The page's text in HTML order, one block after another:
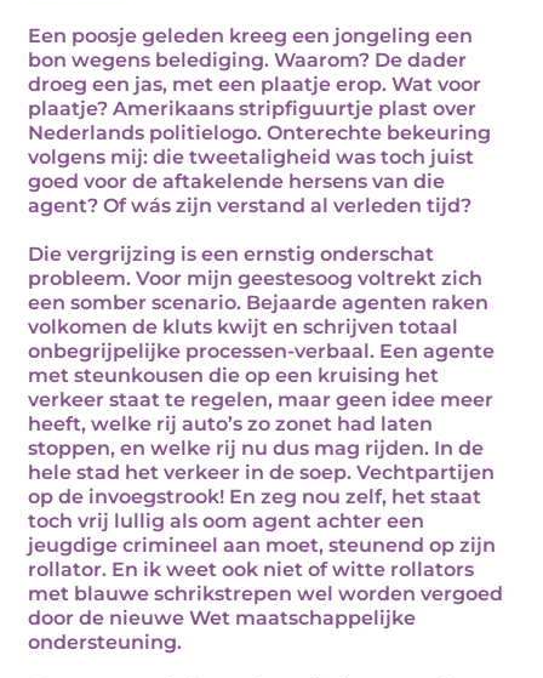
Een poosje geleden kreeg een jongeling een
bon wegens belediging. Waarom? De dader
droeg een jas, met een plaatje erop. Wat voor
plaatje? Amerikaans stripfiguurtje plast over
Nederlands politielogo. Onterechte bekeuring
volgens mij: die tweetaligheid was toch juist
goed voor de aftakelende hersens van die
agent? Of wás zijn verstand al verleden tijd?
Die vergrijzing is een ernstig onderschat
probleem. Voor mijn geestesoog voltrekt zich
een somber scenario. Bejaarde agenten raken
volkomen de kluts kwijt en schrijven totaal
onbegrijpelijke processen-verbaal. Een agente
met steunkousen die op een kruising het
verkeer staat te regelen, maar geen idee meer
heeft, welke rij auto’s zo zonet had laten
stoppen, en welke rij nu dus mag rijden. In de
hele stad het verkeer in de soep. Vechtpartijen
op de invoegstrook! En zeg nou zelf, het staat
toch vrij lullig als oom agent achter een
jeugdige crimineel aan moet, steunend op zijn
rollator. En ik weet ook niet of witte rollators
met blauwe schrikstrepen wel worden vergoed
door de nieuwe Wet maatschappelijke
ondersteuning.